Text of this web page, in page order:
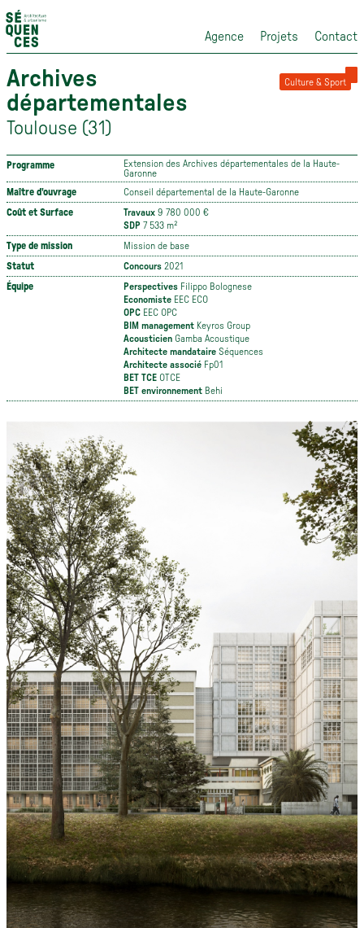
Agence Projets Contact
Archives
départementales
Toulouse (31)
Culture & Sport
Programme
Extension des Archives départementales de la Haute-
Garonne
Maître d'ouvrage
Conseil départemental de la Haute-Garonne
Coût et Surface Travaux9 780 000 €
SDP7 533 m²
Type de mission Mission de base
Statut Concours2021
Équipe PerspectivesFilippo Bolognese
EconomisteEEC ECO
OPCEEC OPC
BIM managementKeyros Group
AcousticienGamba Acoustique
Architecte mandataireSéquences
Architecte associéFp01
BET TCEOTCE
BET environnementBehi